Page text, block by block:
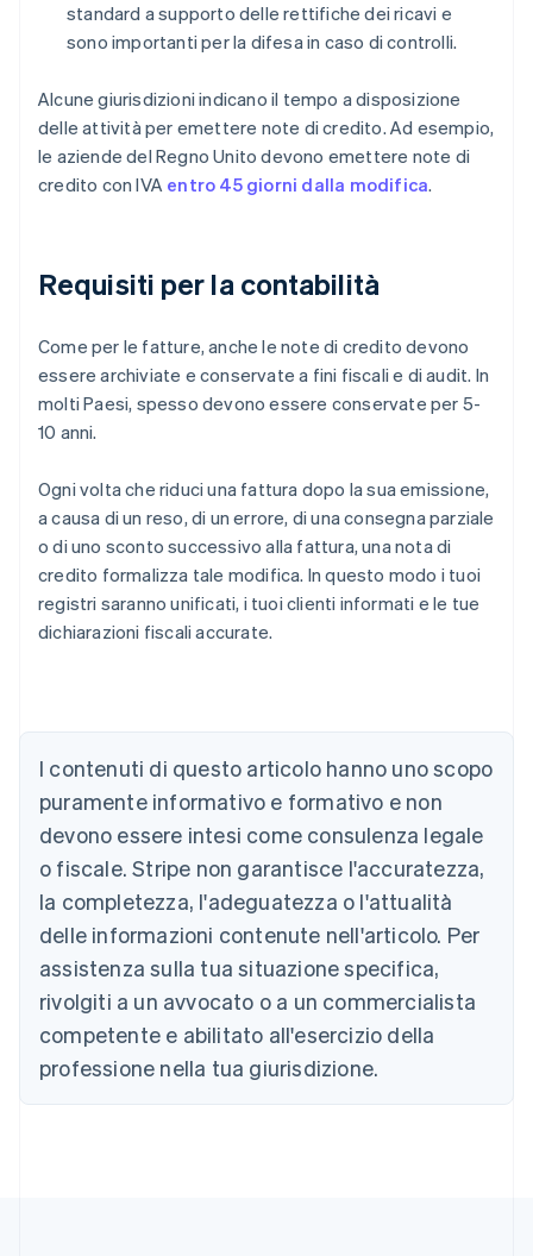
standard a supporto delle rettifiche dei ricavi e
sono importanti per la difesa in caso di controlli.
Alcune giurisdizioni indicano il tempo a disposizione
delle attività per emettere note di credito. Ad esempio,
le aziende del Regno Unito devono emettere note di
credito con IVA entro 45 giorni dalla modifica.
Requisiti per la contabilità
Come per le fatture, anche le note di credito devono
essere archiviate e conservate a fini fiscali e di audit. In
molti Paesi, spesso devono essere conservate per 5-
10 anni.
Ogni volta che riduci una fattura dopo la sua emissione,
a causa di un reso, di un errore, di una consegna parziale
o di uno sconto successivo alla fattura, una nota di
credito formalizza tale modifica. In questo modo i tuoi
registri saranno unificati, i tuoi clienti informati e le tue
dichiarazioni fiscali accurate.
I contenuti di questo articolo hanno uno scopo
puramente informativo e formativo e non
devono essere intesi come consulenza legale
o fiscale. Stripe non garantisce l'accuratezza,
la completezza, l'adeguatezza o l'attualità
delle informazioni contenute nell'articolo. Per
assistenza sulla tua situazione specifica,
rivolgiti a un avvocato o a un commercialista
competente e abilitato all'esercizio della
professione nella tua giurisdizione.
Austria
Belgio
Nederlands FrançaisDeutschEnglish
Brasile
Português English
Bulgaria
English
Canada
EnglishFrançais
Cina continentale
简体中文
Cipro
English
Croazia
Danimarca